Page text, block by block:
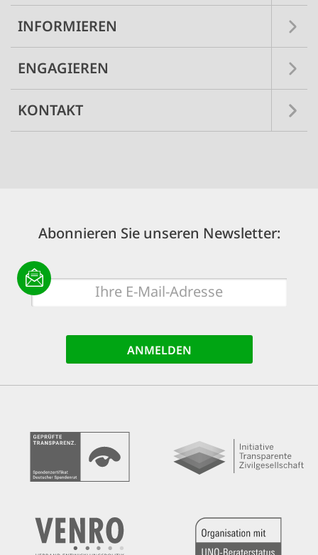
INFORMIEREN
ENGAGIEREN
KONTAKT
Abonnieren Sie unseren Newsletter:
E-
Mail